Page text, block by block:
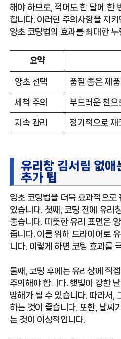
해야 하므로, 적어도 한 달에 한
합니다. 이러한 주의사항을 지
양초 코팅법의 효과를 최대한 누
요약
양초 선택 품질 좋은 제
세척 주의 부드러운 천으
지속 관리 정기적으로 재
유리창 김서림 없애
추가 팁
양초 코팅법을 더욱 효과적으로
있습니다. 첫째, 코팅 전에 유리
좋습니다. 따뜻한 유리 표면은
줍니다. 이를 위해 드라이어로
니다. 이렇게 하면 코팅 효과를
둘째, 코팅 후에는 유리창에 직
주의해야 합니다. 햇빛이 강한
방해가 될 수 있습니다. 따라서,
하는 것이 좋습니다. 또한, 날씨
는 것이 이상적입니다.